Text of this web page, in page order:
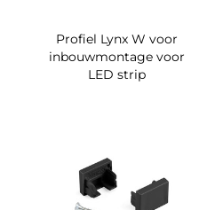
Profiel Lynx W voor
inbouwmontage voor
LED strip